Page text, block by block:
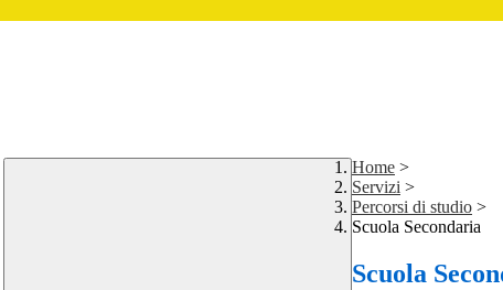
Home >
Servizi >
Percorsi di studio >
Scuola Secondaria
Scuola